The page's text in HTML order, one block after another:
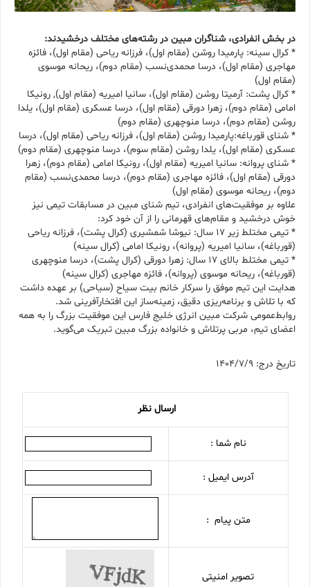
در بخش انفرادی، شناگران مبین در رشته‌های مختلف درخشیدند:
* کرال سینه: پارمیدا روشن (مقام اول)، فرزانه ریاحی (مقام اول)، فائزه
مهاجری (مقام اول)، درسا محمدی‌نسب (مقام دوم)، ریحانه موسوی
(مقام اول)
* کرال پشت: آرمیتا روشن (مقام اول)، سانیا امیریه (مقام اول), رونیکا
امامی (مقام دوم)، زهرا دورقی (مقام اول)، درسا عسکری (مقام اول)، یلدا
روشن (مقام دوم)، درسا منوچهری (مقام دوم)
* شنای قورباغه:پارمیدا روشن (مقام اول)، فرزانه ریاحی (مقام اول)، درسا
عسکری (مقام اول)، یلدا روشن (مقام سوم)، درسا منوچهری (مقام دوم)
* شنای پروانه: سانیا امیریه (مقام اول)، رونیکا امامی (مقام دوم)، زهرا
دورقی (مقام اول)، فائزه مهاجری (مقام دوم)، درسا محمدی‌نسب (مقام
دوم)، ریحانه موسوی (مقام اول)
علاوه بر موفقیت‌های انفرادی، تیم شنای مبین در مسابقات تیمی نیز
خوش درخشید و مقام‌های قهرمانی را از آن خود کرد:
* تیمی مختلط زیر ۱۷ سال: نیوشا شمشیری (کرال پشت)، فرزانه ریاحی
(قورباغه)، سانیا امیریه (پروانه)، رونیکا امامی (کرال سینه)
* تیمی مختلط بالای ۱۷ سال: زهرا دورقی (کرال پشت)، درسا منوچهری
(قورباغه)، ریحانه موسوی (پروانه)، فائزه مهاجری (کرال سینه)
هدایت این تیم موفق را سرکار خانم بیت سیاح (سیاحی) بر عهده داشت
که با تلاش و برنامه‌ریزی دقیق، زمینه‌ساز این افتخارآفرینی شد.
روابط‌عمومی شرکت مبین انرژی خلیج فارس این موفقیت بزرگ را به همه
اعضای تیم، مربی پرتلاش و خانواده بزرگ مبین تبریک می‌گوید.
تاریخ درج: 1404/7/9
ارسال نظر
نام شما :
آدرس ایمیل :
متن پیام :
تصویر امنیتی